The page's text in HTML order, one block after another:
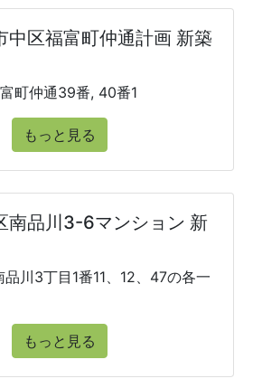
中区福富町仲通計画 新築
町仲通39番, 40番1
もっと見る
南品川3-6マンション 新
川3丁目1番11、12、47の各一
もっと見る